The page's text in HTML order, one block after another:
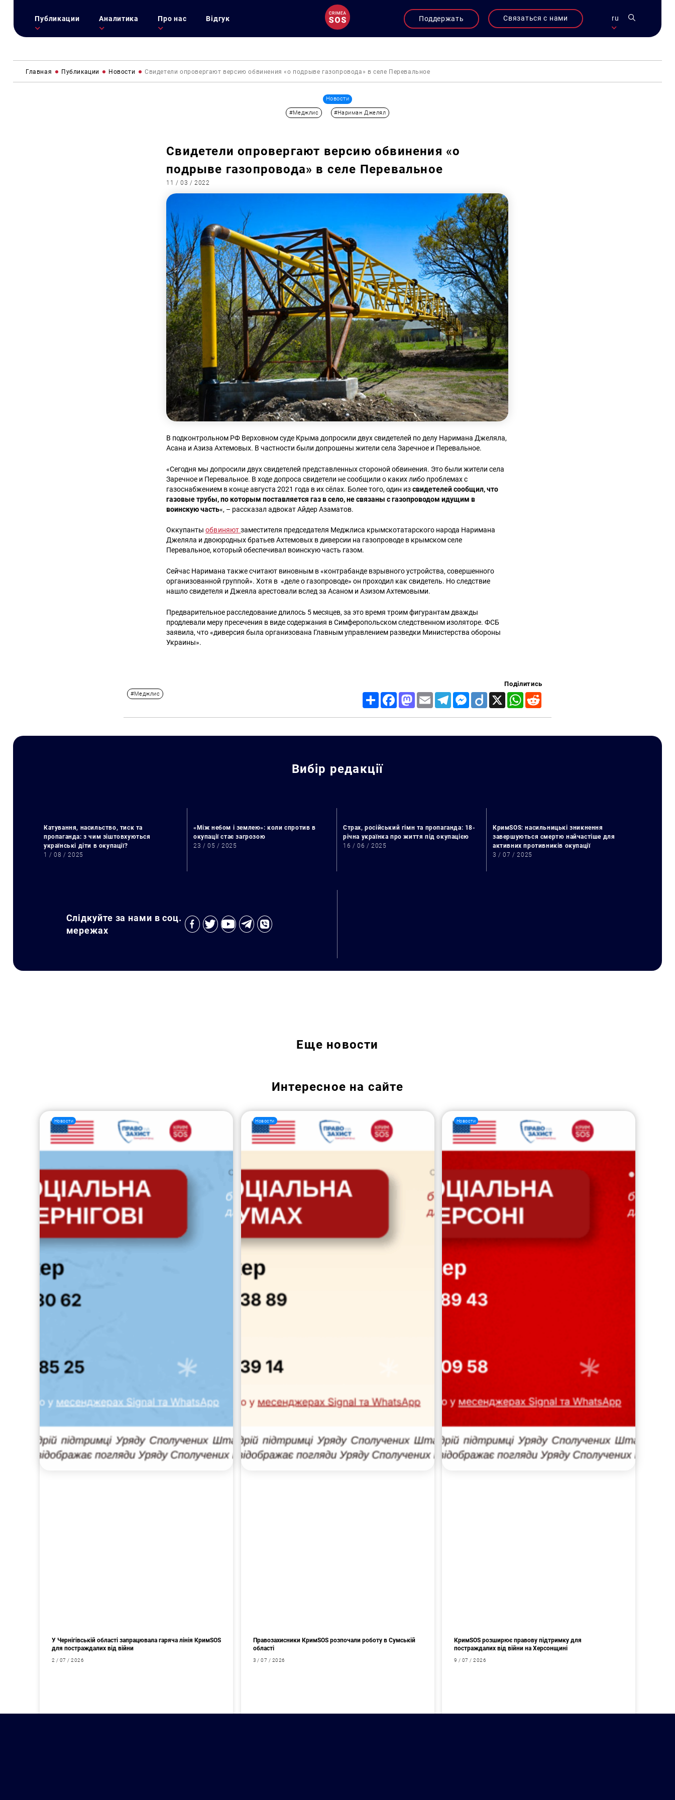
Публикации Аналитика Про нас Відгук Поддержать Связаться с нами ru
Главная Публикации Новости Свидетели опровергают версию обвинения «о подрыве газопровода» в селе Перевальное
Новости
#Меджлис #Нариман Джелял
Свидетели опровергают версию обвинения «о
подрыве газопровода» в селе Перевальное
11 / 03 / 2022
В подконтрольном РФ Верховном суде Крыма допросили двух свидетелей по делу Наримана Джеляла,
Асана и Азиза Ахтемовых. В частности были допрошены жители села Заречное и Перевальное.
«Сегодня мы допросили двух свидетелей представленных стороной обвинения. Это были жители села
Заречное и Перевальное. В ходе допроса свидетели не сообщили о каких либо проблемах с
газоснабжением в конце августа 2021 года в их сёлах. Более того, один изсвидетелей сообщил, что
газовые трубы, по которым поставляется газ в село, не связаны с газопроводом идущим в
воинскую часть«, – рассказал адвокат Айдер Азаматов.
Оккупантыобвиняютзаместителя председателя Меджлиса крымскотатарского народа Наримана
Джеляла и двоюродных братьев Ахтемовых в диверсии на газопроводе в крымском селе
Перевальное, который обеспечивал воинскую часть газом.
Сейчас Наримана также считают виновным в «контрабанде взрывного устройства, совершенного
организованной группой». Хотя в «деле о газопроводе» он проходил как свидетель. Но следствие
нашло свидетеля и Джеяла арестовали вслед за Асаном и Азизом Ахтемовыми.
Предварительное расследование длилось 5 месяцев, за это время троим фигурантам дважды
продлевали меру пресечения в виде содержания в Симферопольском следственном изоляторе. ФСБ
заявила, что «диверсия была организована Главным управлением разведки Министерства обороны
Украины».
#Меджлис
Поділитись
Share FacebookMastodon
Email TelegramMessenger
Diigo X WhatsApp
Вибір редакції
Катування, насильство, тиск та
пропаганда: з чим зіштовхуються
українські діти в окупації?
1 / 08 / 2025
«Між небом і землею»: коли спротив в
окупації стає загрозою
23 / 05 / 2025
Страх, російський гімн та пропаганда: 18-
річна українка про життя під окупацією
16 / 06 / 2025
КримSOS: насильницькі зникнення
завершуються смертю найчастіше для
активних противників окупації
3 / 07 / 2025
Слідкуйте за нами в соц.
мережах
Еще новости
Интересное на сайте
Новости
У Чернігівській області запрацювала гаряча лінія КримSOS
для постраждалих від війни
2 / 07 / 2026
Новости
Правозахисники КримSOS розпочали роботу в Сумській
області
3 / 07 / 2026
Новости
КримSOS розширює правову підтримку для
постраждалих від війни на Херсонщині
9 / 07 / 2026